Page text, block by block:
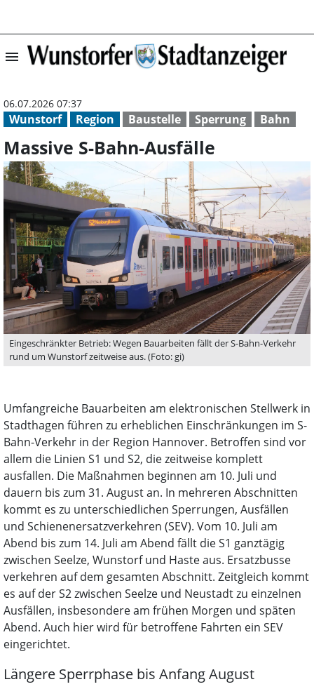
menu Massive S-
Wunstorf Region Baustelle Sperrung Bahn
06.07.2026 07:37
Massive S-Bahn-Ausfälle
Eingeschränkter Betrieb: Wegen Bauarbeiten fällt der S-Bahn-Verkehr
rund um Wunstorf zeitweise aus. (Foto: gi)
Umfangreiche Bauarbeiten am elektronischen Stellwerk in
Stadthagen führen zu erheblichen Einschränkungen im S-
Bahn-Verkehr in der Region Hannover. Betroffen sind vor
allem die Linien S1 und S2, die zeitweise komplett
ausfallen. Die Maßnahmen beginnen am 10. Juli und
dauern bis zum 31. August an. In mehreren Abschnitten
kommt es zu unterschiedlichen Sperrungen, Ausfällen
und Schienenersatzverkehren (SEV). Vom 10. Juli am
Abend bis zum 14. Juli am Abend fällt die S1 ganztägig
zwischen Seelze, Wunstorf und Haste aus. Ersatzbusse
verkehren auf dem gesamten Abschnitt. Zeitgleich kommt
es auf der S2 zwischen Seelze und Neustadt zu einzelnen
Ausfällen, insbesondere am frühen Morgen und späten
Abend. Auch hier wird für betroffene Fahrten ein SEV
eingerichtet.
Längere Sperrphase bis Anfang August